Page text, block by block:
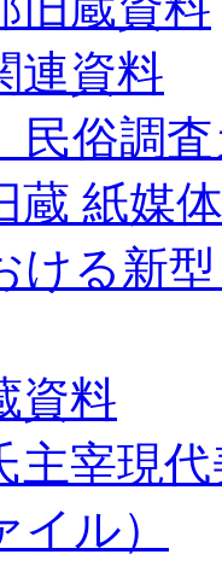
連資料
俗調査
蔵 紙媒
ける新
資料
主宰現
イル）